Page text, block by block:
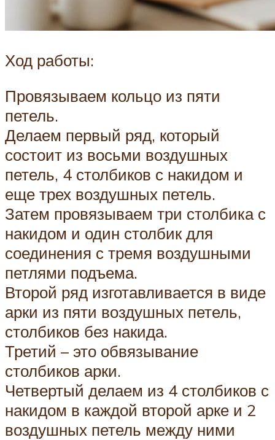
Ход работы:
Провязываем кольцо из пяти
петель.
Делаем первый ряд, который
состоит из восьми воздушных
петель, 4 столбиков с накидом и
еще трех воздушных петель.
Затем провязываем три столбика с
накидом и один столбик для
соединения с тремя воздушными
петлями подъема.
Второй ряд изготавливается в виде
арки из пяти воздушных петель,
столбиков без накида.
Третий – это обвязывание
столбиков арки.
Четвертый делаем из 4 столбиков с
накидом в каждой второй арке и 2
воздушных петель между ними